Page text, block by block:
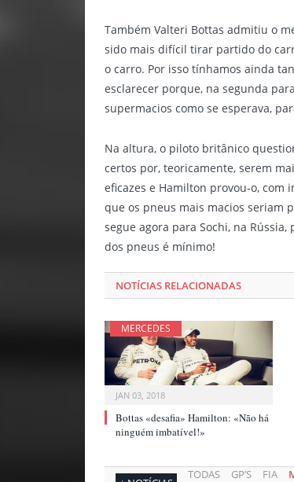
Também Valteri Bottas admitiu o
sido mais difícil tirar partido do
o carro. Por isso tínhamos ainda
esclarecer porque, na segunda
supermacios como se esperava,
Na altura, o piloto britânico
certos por, teoricamente, serem
eficazes e Hamilton provou-o, com
que os pneus mais macios seriam
segue agora para Sochi, na
dos pneus é mínimo!
NOTÍCIAS RELACIONADAS
MERCEDES
JAN 03, 2018
Bottas «desafia» Hamilton: «Não há
ninguém imbatível!»
TODAS GP’S FIA